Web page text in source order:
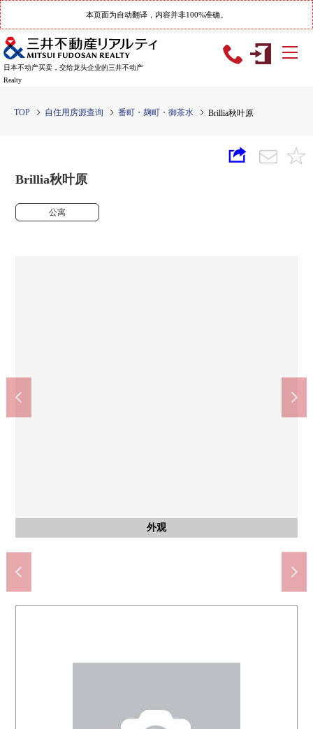
本页面为自动翻译，内容并非100%准确。
日本不动产买卖，交给龙头企业的三井不动产
Realty
TOP 自住用房源查询 番町・麹町・御茶水 Brillia秋叶原
Brillia秋叶原
公寓
外观
客厅
客厅
风景
风景
阳台
阳台
厨房
厨房
厨房
厨房
洗脸
洗脸
公共汽车
洗脸
厕所
门口
门口
共有部分
共有部分
共有部分
共有部分
共有部分
共有部分
入口
入口
入口
入口
入口
千代田区立神田一桥中学(约2200m)